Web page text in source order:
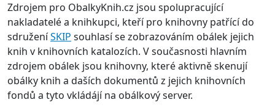
Zdrojem pro ObalkyKnih.cz jsou spolupracující
nakladatelé a knihkupci, kteří pro knihovny patřící do
sdruženíSKIP souhlasí se zobrazováním obálek jejich
knih v knihovních katalozích. V současnosti hlavním
zdrojem obálek jsou knihovny, které aktivně skenují
obálky knih a daších dokumentů z jejich knihovních
fondů a tyto vkládájí na obálkový server.